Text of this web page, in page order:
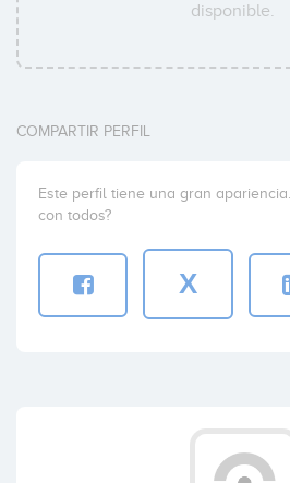
disponible.
COMPARTIR PERFIL
Este perfil tiene una gran
con todos?
X